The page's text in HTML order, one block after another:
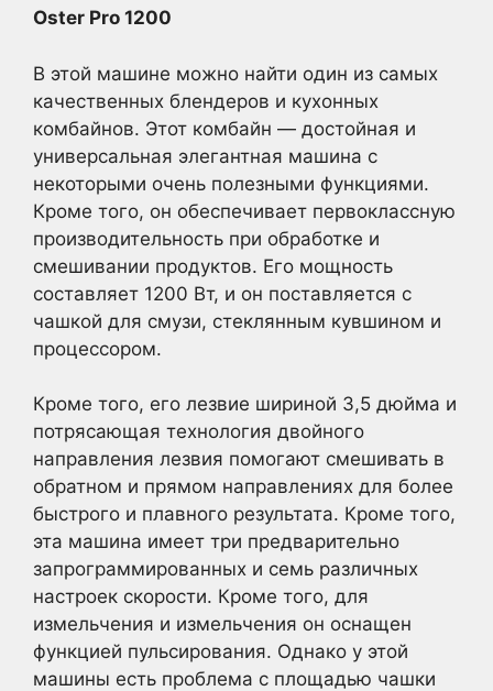
Oster Pro 1200
В этой машине можно найти один из самых
качественных блендеров и кухонных
комбайнов. Этот комбайн — достойная и
универсальная элегантная машина с
некоторыми очень полезными функциями.
Кроме того, он обеспечивает первоклассную
производительность при обработке и
смешивании продуктов. Его мощность
составляет 1200 Вт, и он поставляется с
чашкой для смузи, стеклянным кувшином и
процессором.
Кроме того, его лезвие шириной 3,5 дюйма и
потрясающая технология двойного
направления лезвия помогают смешивать в
обратном и прямом направлениях для более
быстрого и плавного результата. Кроме того,
эта машина имеет три предварительно
запрограммированных и семь различных
настроек скорости. Кроме того, для
измельчения и измельчения он оснащен
функцией пульсирования. Однако у этой
машины есть проблема с площадью чашки